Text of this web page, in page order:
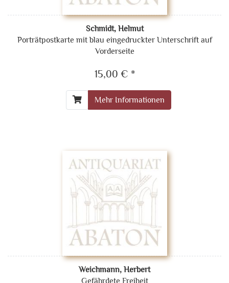
Schmidt, Helmut
Porträtpostkarte mit blau eingedruckter Unterschrift auf
Vorderseite
15,00 € *
Mehr Informationen
Weichmann, Herbert
Gefährdete Freiheit